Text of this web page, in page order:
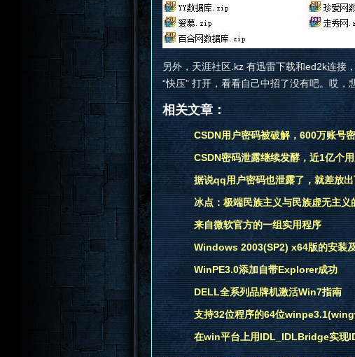
另外，天涯社区.kz 有迅雷下载和ed2k连接
“快压” 打开，看看自己中招了没有吧。哎，
相关文章：
CSDN用户密码被破解，600万账号
CSDN密码泄露继续发酵，近1亿个
据说qq用户密码也泄露了，就差放
冰点：极端民族主义与民族虚无主义
来自微软官方的一组实用程序
Windows 2003(SP2) x64版的安装
WinPE3.0添加自带Explorer成功
DELL全系列品牌机激活Win7指南
支持32位程序的64位
在win平台上用IDL_IDLBridge实现